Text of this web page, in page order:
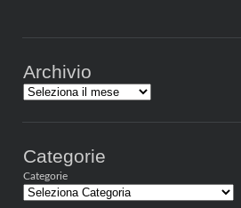
Archivio
Archivi
Categorie
Categorie